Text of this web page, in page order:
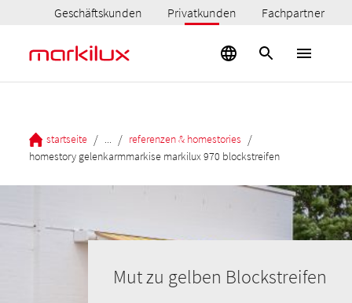
Geschäftskunden Privatkunden Fachpartner
startseite / / referenzen & homestories /
homestory gelenkarmmarkise markilux 970 blockstreifen
Mut zu gelben Blockstreifen